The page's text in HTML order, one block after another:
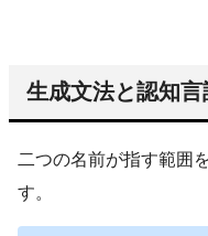
生成文法と認知
二つの名前が指す範囲
す。